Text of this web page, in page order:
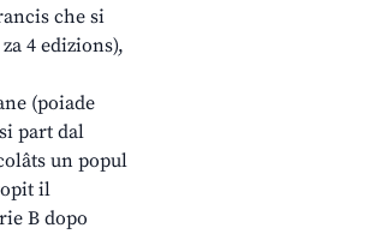
che si
4 edizions),
(poiade
part dal
un popul
il
B dopo